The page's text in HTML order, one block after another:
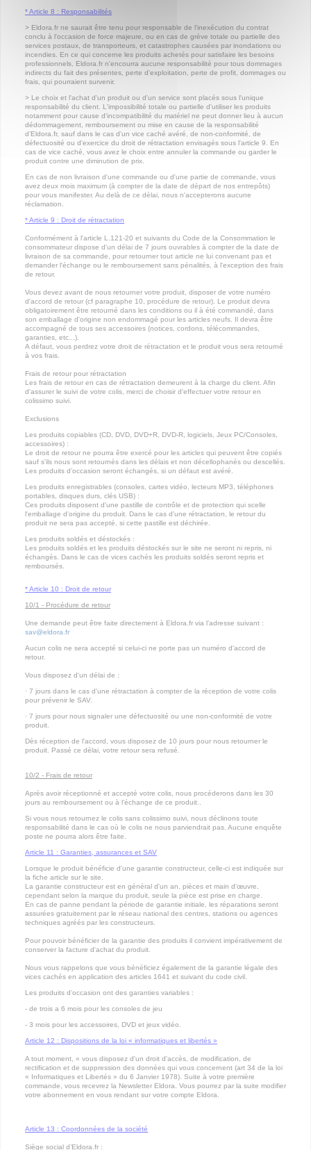
* Article 8 : Responsabilités
> Eldora.fr ne saurait être tenu pour responsable de l'inexécution du contrat
conclu à l'occasion de force majeure, ou en cas de grève totale ou partielle des
services postaux, de transporteurs, et catastrophes causées par inondations ou
incendies. En ce qui concerne les produits achetés pour satisfaire les besoins
professionnels, Eldora.fr n'encourra aucune responsabilité pour tous dommages
indirects du fait des présentes, perte d'exploitation, perte de profit, dommages ou
frais, qui pourraient survenir.
> Le choix et l'achat d'un produit ou d'un service sont placés sous l'unique
responsabilité du client. L'impossibilité totale ou partielle d'utiliser les produits
notamment pour cause d'incompatibilité du matériel ne peut donner lieu à aucun
dédommagement, remboursement ou mise en cause de la responsabilité
d’Eldora.fr, sauf dans le cas d'un vice caché avéré, de non-conformité, de
défectuosité ou d'exercice du droit de rétractation envisagés sous l'article 9. En
cas de vice caché, vous avez le choix entre annuler la commande ou garder le
produit contre une diminution de prix.
En cas de non livraison d'une commande ou d'une partie de commande, vous
avez deux mois maximum (à compter de la date de départ de nos entrepôts)
pour vous manifester. Au delà de ce délai, nous n'accepterons aucune
réclamation.
* Article 9 : Droit de rétractation
Conformément à l'article L.121-20 et suivants du Code de la Consommation le
consommateur dispose d'un délai de 7 jours ouvrables à compter de la date de
livraison de sa commande, pour retourner tout article ne lui convenant pas et
demander l'échange ou le remboursement sans pénalités, à l'exception des frais
de retour.
Vous devez avant de nous retourner votre produit, disposer de votre numéro
d'accord de retour (cf paragraphe 10, procédure de retour). Le produit devra
obligatoirement être retourné dans les conditions ou il à été commandé, dans
son emballage d'origine non endommagé pour les articles neufs. Il devra être
accompagné de tous ses accessoires (notices, cordons, télécommandes,
garanties, etc...).
A défaut, vous perdrez votre droit de rétractation et le produit vous sera retourné
à vos frais.
Frais de retour pour rétractation
Les frais de retour en cas de rétractation demeurent à la charge du client. Afin
d'assurer le suivi de votre colis, merci de choisir d'effectuer votre retour en
colissimo suivi.
Exclusions
Les produits copiables (CD, DVD, DVD+R, DVD-R, logiciels, Jeux PC/Consoles,
accessoires) :
Le droit de retour ne pourra être exercé pour les articles qui peuvent être copiés
sauf s'ils nous sont retournés dans les délais et non décellophanés ou descellés.
Les produits d’occasion seront échangés, si un défaut est avéré.
Les produits enregistrables (consoles, cartes vidéo, lecteurs MP3, téléphones
portables, disques durs, clés USB) :
Ces produits disposent d'une pastille de contrôle et de protection qui scelle
l'emballage d'origine du produit. Dans le cas d'une rétractation, le retour du
produit ne sera pas accepté, si cette pastille est déchirée.
Les produits soldés et déstockés :
Les produits soldés et les produits déstockés sur le site ne seront ni repris, ni
échangés. Dans le cas de vices cachés les produits soldés seront repris et
remboursés.
* Article 10 : Droit de retour
10/1 - Procédure de retour
Une demande peut être faite directement à Eldora.fr via l’adresse suivant :
sav@eldora.fr
Aucun colis ne sera accepté si celui-ci ne porte pas un numéro d'accord de
retour.
Vous disposez d'un délai de :
· 7 jours dans le cas d'une rétractation à compter de la réception de votre colis
pour prévenir le SAV.
· 7 jours pour nous signaler une défectuosité ou une non-conformité de votre
produit.
Dès réception de l'accord, vous disposez de 10 jours pour nous retourner le
produit. Passé ce délai, votre retour sera refusé.
10/2 - Frais de retour
Après avoir réceptionné et accepté votre colis, nous procéderons dans les 30
jours au remboursement ou à l’échange de ce produit..
Si vous nous retournez le colis sans colissimo suivi, nous déclinons toute
responsabilité dans le cas où le colis ne nous parviendrait pas. Aucune enquête
poste ne pourra alors être faite.
Article 11 : Garanties, assurances et SAV
Lorsque le produit bénéficie d'une garantie constructeur, celle-ci est indiquée sur
la fiche article sur le site.
La garantie constructeur est en général d'un an, pièces et main d'œuvre,
cependant selon la marque du produit, seule la pièce est prise en charge.
En cas de panne pendant la période de garantie initiale, les réparations seront
assurées gratuitement par le réseau national des centres, stations ou agences
techniques agréés par les constructeurs.
Pour pouvoir bénéficier de la garantie des produits il convient impérativement de
conserver la facture d'achat du produit.
Nous vous rappelons que vous bénéficiez également de la garantie légale des
vices cachés en application des articles 1641 et suivant du code civil.
Les produits d’occasion ont des garanties variables :
- de trois a 6 mois pour les consoles de jeu
- 3 mois pour les accessoires, DVD et jeux vidéo.
Article 12 : Dispositions de la loi « informatiques et libertés »
A tout moment, « vous disposez d'un droit d'accès, de modification, de
rectification et de suppression des données qui vous concernent (art 34 de la loi
« Informatiques et Libertés » du 6 Janvier 1978). Suite à votre première
commande, vous recevrez la Newsletter Eldora. Vous pourrez par la suite modifier
votre abonnement en vous rendant sur votre compte Eldora.
Article 13 : Coordonnées de la société
Siège social d’Eldora.fr :